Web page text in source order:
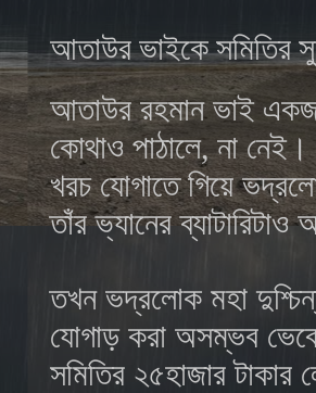
আতাউর ভাইকে সমিতির
আতাউর রহমান ভাই
কোথাও পাঠালে, না নেই।
খরচ যোগাতে গিয়ে
তাঁর ভ্যানের
তখন ভদ্রলোক মহা
যোগাড় করা অসম্ভব ভেবে
সমিতির ২৫হাজার